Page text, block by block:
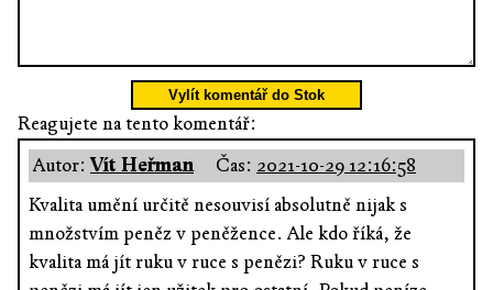
Vylít komentář do Stok
Reagujete na tento komentář:
Autor:Vít Heřman Čas: 2021-10-29 12:16:58
Kvalita umění určitě nesouvisí absolutně nijak s
množstvím peněz v peněžence. Ale kdo říká, že
kvalita má jít ruku v ruce s penězi? Ruku v ruce s